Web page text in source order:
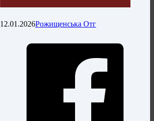
12.01.2026Рожищенська Отг